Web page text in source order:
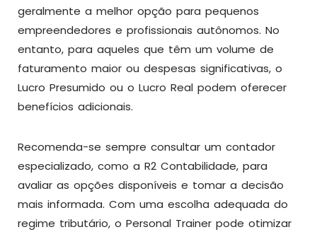
geralmente a melhor opção para pequenos
empreendedores e profissionais autônomos. No
entanto, para aqueles que têm um volume de
faturamento maior ou despesas significativas, o
Lucro Presumido ou o Lucro Real podem oferecer
benefícios adicionais.
Recomenda-se sempre consultar um contador
especializado, como a R2 Contabilidade, para
avaliar as opções disponíveis e tomar a decisão
mais informada. Com uma escolha adequada do
regime tributário, o Personal Trainer pode otimizar